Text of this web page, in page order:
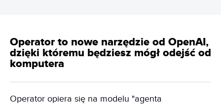
Operator to nowe narzędzie od OpenAI,
dzięki któremu będziesz mógł odejść od
komputera
Operator opiera się na modelu "agenta